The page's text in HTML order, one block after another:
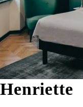
Henriette